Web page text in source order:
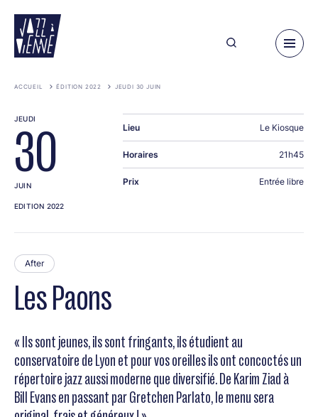
contenu
principal
ACCUEIL ÉDITION 2022 JEUDI 30 JUIN
Les Paons
After
« Ils sont jeunes, ils sont fringants, ils étudient au
conservatoire de Lyon et pour vos oreilles ils ont concoctés un
répertoire jazz aussi moderne que diversifié. De Karim Ziad à
Bill Evans en passant par Gretchen Parlato, le menu sera
JEUDI
30
JUIN
EDITION 2022
Lieu Le Kiosque
Horaires 21h45
Prix Entrée libre